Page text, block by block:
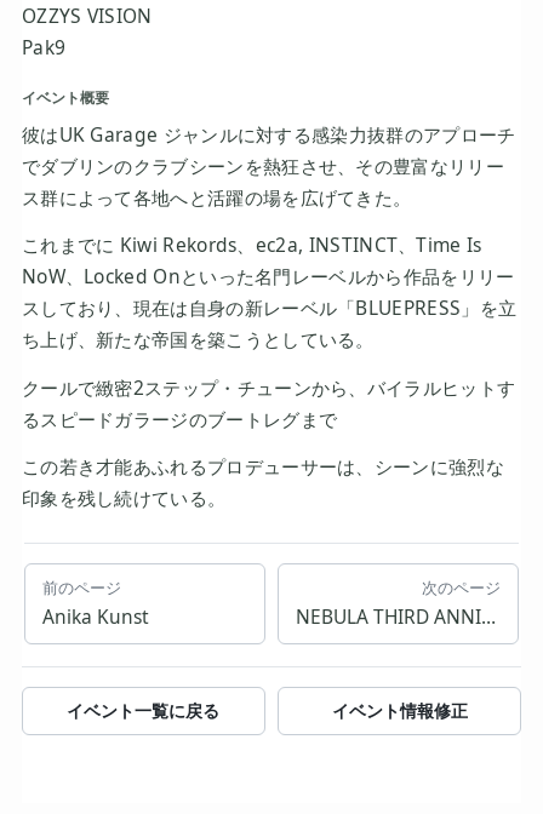
OZZYS VISION
Pak9
イベント概要
彼はUK Garage ジャンルに対する感染力抜群のアプローチ
でダブリンのクラブシーンを熱狂させ、その豊富なリリー
ス群によって各地へと活躍の場を広げてきた。
これまでに Kiwi Rekords、ec2a, INSTINCT、Time Is
NoW、Locked Onといった名門レーベルから作品をリリー
スしており、現在は自身の新レーベル「BLUEPRESS」を立
ち上げ、新たな帝国を築こうとしている。
クールで緻密2ステップ・チューンから、バイラルヒットす
るスピードガラージのブートレグまで
この若き才能あふれるプロデューサーは、シーンに強烈な
印象を残し続けている。
前のページ
Anika Kunst
次のページ
NEBULA THIRD ANNIVERSARY
イベント一覧に戻る イベント情報修正